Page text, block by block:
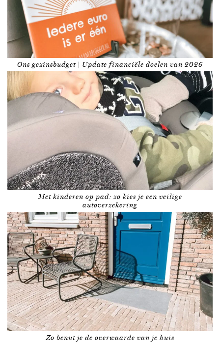
Ons gezinsbudget | Update financiële doelen van 2026
Met kinderen op pad: zo kies je een veilige
autoverzekering
Zo benut je de overwaarde van je huis